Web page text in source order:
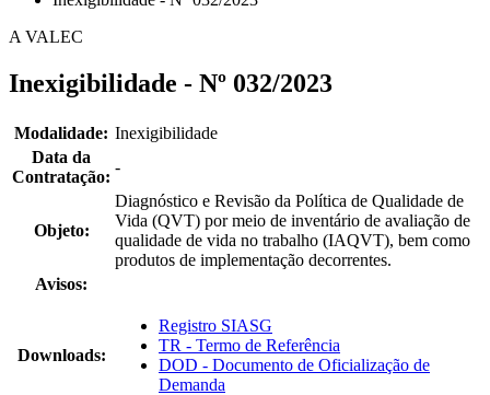
A VALEC
Inexigibilidade - Nº 032/2023
Modalidade: Inexigibilidade
Data da
Contratação:
-
Objeto:
Diagnóstico e Revisão da Política de Qualidade de
Vida (QVT) por meio de inventário de avaliação de
qualidade de vida no trabalho (IAQVT), bem como
produtos de implementação decorrentes.
Avisos:
Downloads:
Registro SIASG
TR - Termo de Referência
DOD - Documento de Oficialização de
Demanda